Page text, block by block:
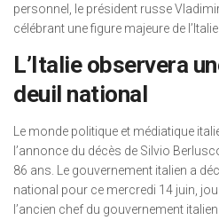
personnel, le président russe
célébrant une figure majeure de
L’Italie observera
deuil national
Le monde politique et médiatique
l’annonce du décès de Silvio
86 ans. Le gouvernement italien a
national pour ce mercredi 14 juin,
l’ancien chef du gouvernement